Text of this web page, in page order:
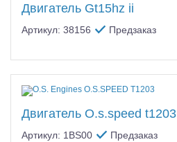
Двигатель Gt15hz ii
Артикул: 38156 Предзаказ
Двигатель O.s.speed t1203
Артикул: 1BS00 Предзаказ